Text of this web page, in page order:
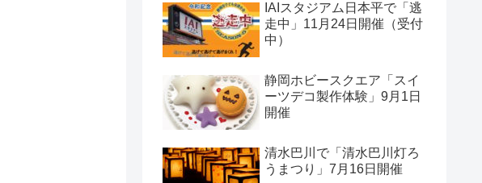
IAIスタジアム日本平で「逃
走中」11月24日開催（受付
中）
静岡ホビースクエア「スイ
ーツデコ製作体験」9月1日
開催
清水巴川で「清水巴川灯ろ
うまつり」7月16日開催